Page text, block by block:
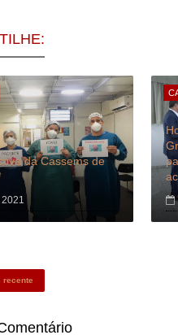
da Cassems de
recente